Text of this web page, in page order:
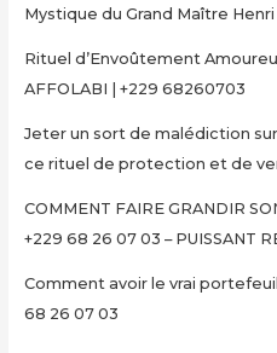
Mystique du Grand Maître
Rituel d’Envoûtement
AFFOLABI | +229 68260703
Jeter un sort de malédiction
ce rituel de protection et de
COMMENT FAIRE GRANDIR
+229 68 26 07 03 – PUISSANT
Comment avoir le vrai
68 26 07 03